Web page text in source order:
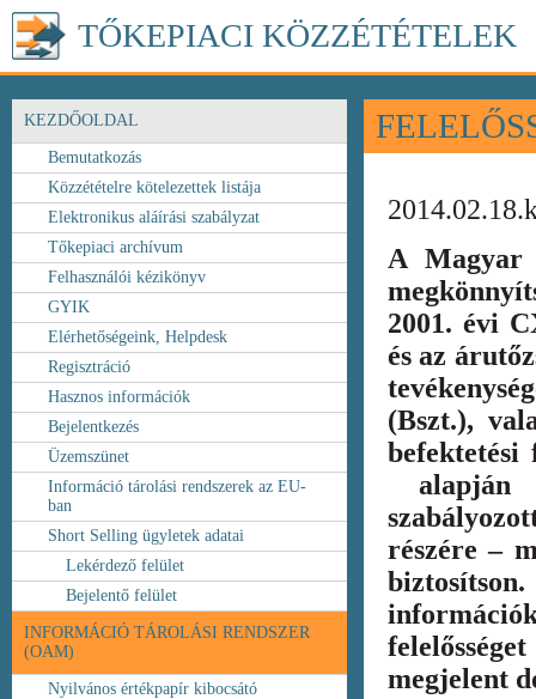
TŐKEPIACI KÖZZÉTÉTELEK
KEZDŐOLDAL
Bemutatkozás
Közzétételre kötelezettek listája
Elektronikus aláírási szabályzat
Tőkepiaci archívum
Felhasználói kézikönyv
GYIK
Elérhetőségeink, Helpdesk
Regisztráció
Hasznos információk
Bejelentkezés
Üzemszünet
Információ tárolási rendszerek az EU-
ban
Short Selling ügyletek adatai
Lekérdező felület
Bejelentő felület
INFORMÁCIÓ TÁROLÁSI RENDSZER
(OAM)
Nyilvános értékpapír kibocsátó
A Magyar
2001. évi
és az
(Bszt.),
alapján
részére –
megjelent